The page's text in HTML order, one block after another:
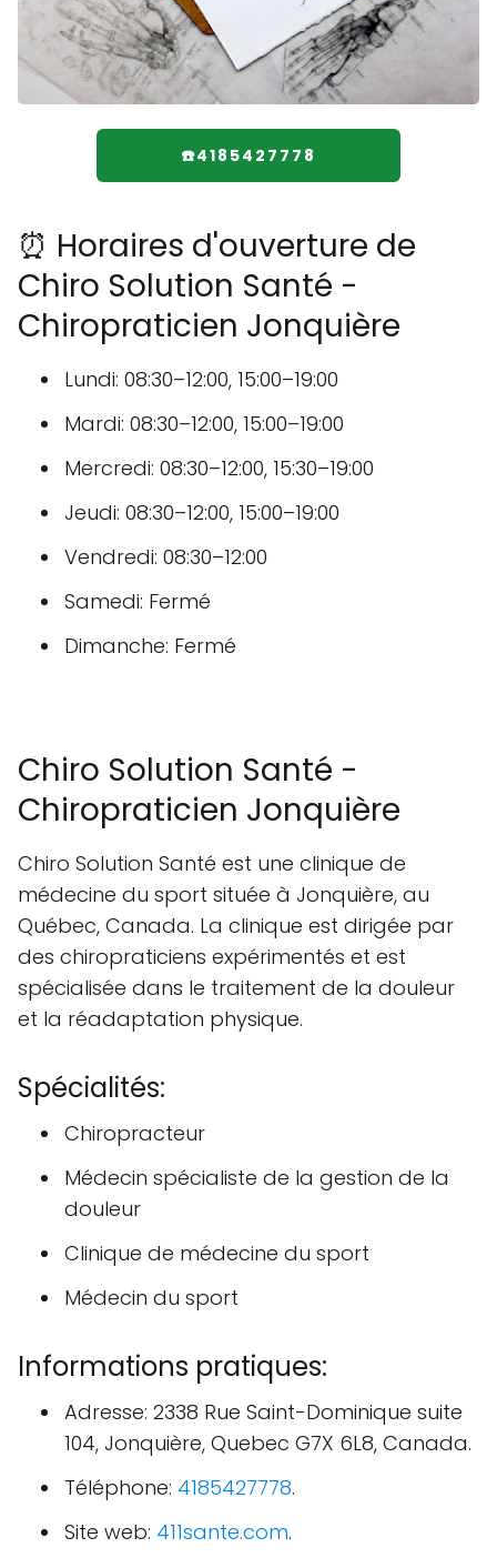
☎️4185427778
⏰ Horaires d'ouverture de
Chiro Solution Santé -
Chiropraticien Jonquière
Lundi: 08:30–12:00, 15:00–19:00
Mardi: 08:30–12:00, 15:00–19:00
Mercredi: 08:30–12:00, 15:30–19:00
Jeudi: 08:30–12:00, 15:00–19:00
Vendredi: 08:30–12:00
Samedi: Fermé
Dimanche: Fermé
Chiro Solution Santé -
Chiropraticien Jonquière
Chiro Solution Santé est une clinique de
médecine du sport située à Jonquière, au
Québec, Canada. La clinique est dirigée par
des chiropraticiens expérimentés et est
spécialisée dans le traitement de la douleur
et la réadaptation physique.
Spécialités:
Chiropracteur
Médecin spécialiste de la gestion de la
douleur
Clinique de médecine du sport
Médecin du sport
Informations pratiques:
Adresse: 2338 Rue Saint-Dominique suite
104, Jonquière, Quebec G7X 6L8, Canada.
Téléphone: 4185427778.
Site web: 411sante.com.